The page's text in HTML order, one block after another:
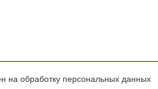
на обработку персональных данных